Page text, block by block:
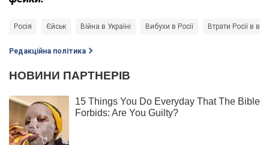
Росія Єйськ Війна в Україні Вибухи в Росії Втрати Росії в
Редакційна політика